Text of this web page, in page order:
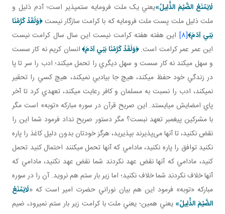
لَايَمْنَعُ الضَّيْمَ الذَّلِيلُ‏»يعني يک ملت فرومايه ستم پذير است؛ آدم ذليل و
ملت ذليل ملت پست ملت فرومايه که با کرامت سازگار نيست﴿وَلَقَدْ كَرَّمْنَا
بَنِي آدَمَ﴾[8]
اين هفته هفته کرامت نيست اين سال سال کرامت نيست
اين عمر عمر کرامت است.﴿وَلَقَدْ كَرَّمْنَا بَنِي آدَمَ﴾انسان کريم نه کار سست
و سهل مي کند نه کار سست و سهل ديگري را تحمل مي کند؛ ادب را سر تا پا
در زندگي خود حفظ مي کند، هيچ جا بي ادبي نمي کند، هيچ کسي را تحقير
نمي کند، ادب را نسبت به مسلمان و کافر رعايت مي کند، تعهدي کرد تا آخر
پاي امضايش مي ايستد. اين صريح قرآن در سوره مبارکه «توبه» است مگر
با مشرکين پيغمبر تعهد نبست؟ مگر دستور صريح نداد فرمود شما اين را
نقض نکنيد، تا آنها می‌پذيرند بپذيريد، هرگز خودتان بدون دليل کاغذ را پاره
نکنيد توافق را پاره نکنيد، مادامي که آنها تحمل مي کنند احتمال کنيد تحمل
کنيد، مادامي که آنها نقض عهد نکردند شما نقض عهد نکنيد، مادامي که
آنها خلاف نکردند شما خلاف نکنيد؛ اما زير بار ستم هم نرويد. آن را در سوره
مبارکه «توبه» فرمود اين هم بيان نوراني حضرت امير است که «لَايَمْنَعُ
الضَّيْمَ الذَّلِيلُ‏» يعني همين؛ يعني ملت با کرامت زير بار ستم نمي رود، ضيم